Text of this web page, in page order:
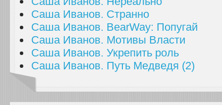
Саша Иванов. Странно
Саша Иванов. BearWay: Попугай
Саша Иванов. Мотивы Власти
Саша Иванов. Укрепить роль
Саша Иванов. Путь Медведя (2)